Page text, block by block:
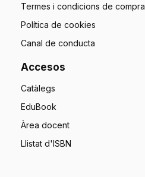
Termes i condicions de compra
Política de cookies
Canal de conducta
Accesos
Catàlegs
EduBook
Àrea docent
Llistat d'ISBN